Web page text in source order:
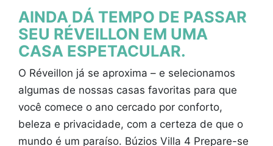
AINDA DÁ TEMPO DE PASSAR
SEU RÉVEILLON EM UMA
CASA ESPETACULAR.
O Réveillon já se aproxima – e selecionamos
algumas de nossas casas favoritas para que
você comece o ano cercado por conforto,
beleza e privacidade, com a certeza de que o
mundo é um paraíso. Búzios Villa 4 Prepare-se